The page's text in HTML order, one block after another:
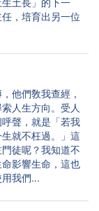
，培育出另一位
他們敎我查經，
人生方向。受人
聲，就是「若我
就不枉過。」這
徒呢？我知道不
影響生命，這也
我們...